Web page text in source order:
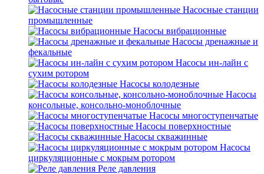
Насосные станции
промышленные
Насосы вибрационные
Насосы дренажные и
фекальные
Насосы ин-лайн с
сухим ротором
Насосы колодезные
Насосы
консольные, консольно-моноблочные
Насосы многоступенчатые
Насосы поверхностные
Насосы скважинные
Насосы
циркуляционные с мокрым ротором
Реле давления